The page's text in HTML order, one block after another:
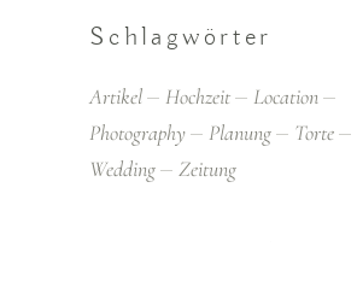
Schlagwörter
Artikel Hochzeit
Location
Photography
Planung Torte
Wedding
Zeitung